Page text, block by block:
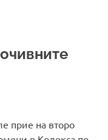
прие на второ